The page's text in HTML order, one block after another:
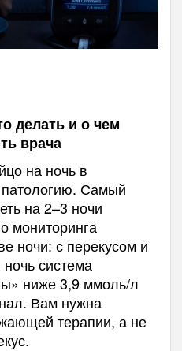
делать и о чем
врача
на ночь в
Самый
на 2–3 ночи
мониторинга
ночи: с перекусом и
система
ниже 3,9 ммоль/л
Вам нужна
терапии, а не